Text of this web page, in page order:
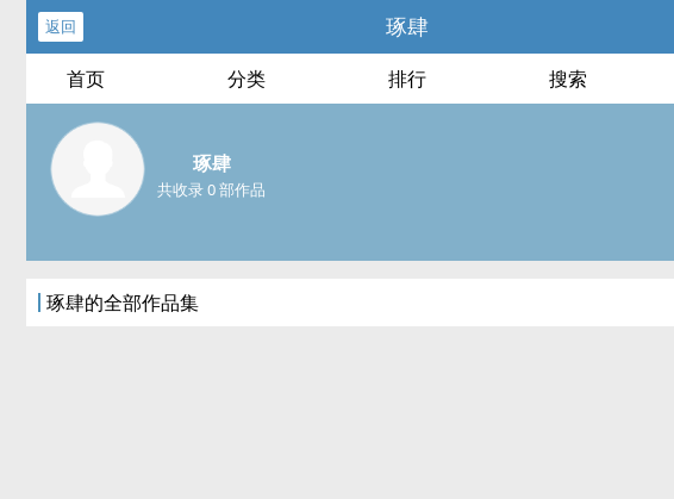
返回 琢肆
首页 分类 排行 搜索
琢肆
共收录 0 部作品
琢肆的全部作品集